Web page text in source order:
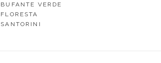
BUFANTE VERDE
FLORESTA
SANTORINI